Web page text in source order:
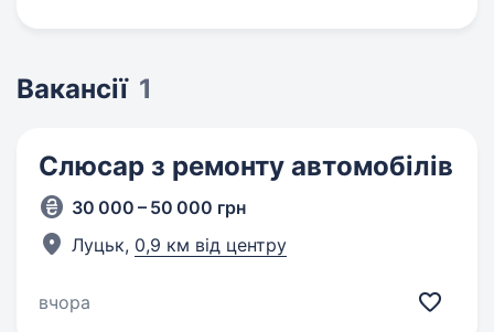
Вакансії 1
Слюсар з ремонту автомобілів
30 000 – 50 000 грн
Луцьк, 0,9 км від центру
вчора